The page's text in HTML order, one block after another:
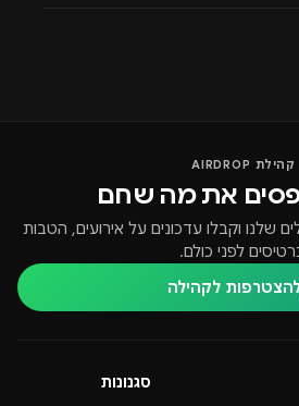
קהילת AIRDROP
את מה שחם
שלנו וקבלו עדכונים על אירועים, הטבות
לפני כולם.
לקהילה
סגנונות